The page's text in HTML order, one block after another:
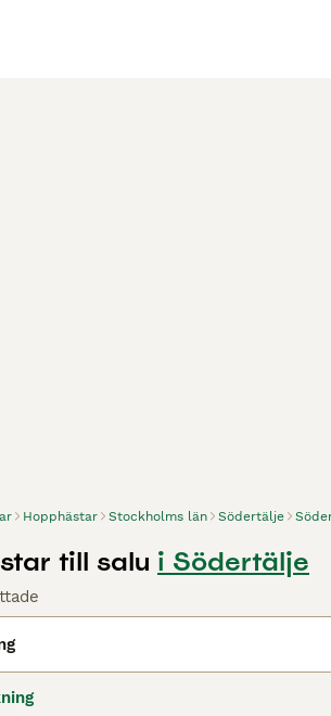
Hopphästar Stockholms län Södertälje
till salu i Södertälje